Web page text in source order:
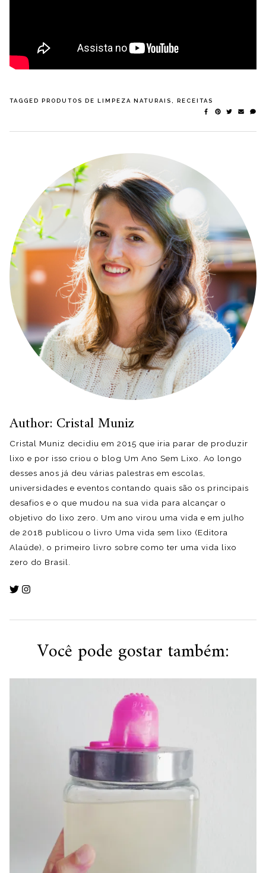
TAGGED PRODUTOS DE LIMPEZA NATURAIS, RECEITAS
Author: Cristal Muniz
Cristal Muniz decidiu em 2015 que iria parar de produzir
lixo e por isso criou o blog Um Ano Sem Lixo. Ao longo
desses anos já deu várias palestras em escolas,
universidades e eventos contando quais são os principais
desafios e o que mudou na sua vida para alcançar o
objetivo do lixo zero. Um ano virou uma vida e em julho
de 2018 publicou o livro Uma vida sem lixo (Editora
Alaúde), o primeiro livro sobre como ter uma vida lixo
zero do Brasil.
Você pode gostar também: